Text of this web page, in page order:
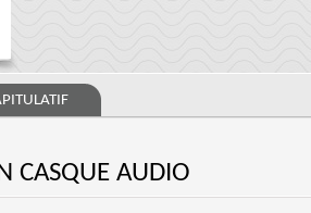
CASQUE AUDIO